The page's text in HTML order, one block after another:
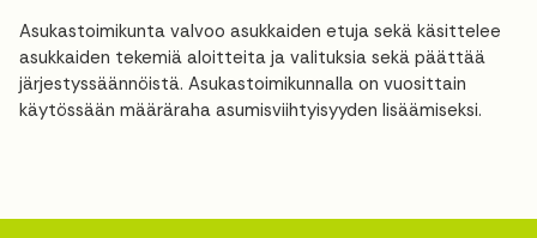
Asukastoimikunta valvoo asukkaiden etuja sekä käsittelee
asukkaiden tekemiä aloitteita ja valituksia sekä päättää
järjestyssäännöistä. Asukastoimikunnalla on vuosittain
käytössään määräraha asumisviihtyisyyden lisäämiseksi.